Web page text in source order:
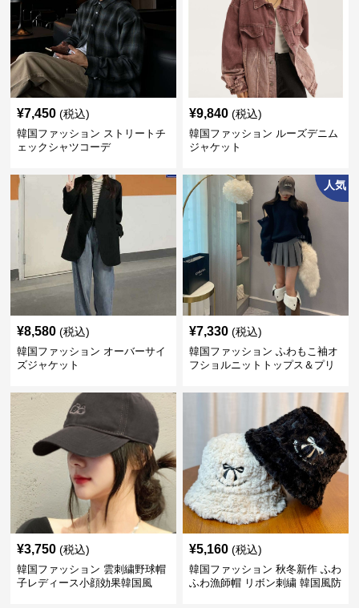
¥7,450 (税込)
韓国ファッション ストリートチ
ェックシャツコーデ
¥9,840 (税込)
韓国ファッション ルーズデニム
ジャケット
¥8,580 (税込)
韓国ファッション オーバーサイ
ズジャケット
人気
¥7,330 (税込)
韓国ファッション ふわもこ袖オ
フショルニットトップス＆プリ
¥3,750 (税込)
韓国ファッション 雲刺繍野球帽
子レディース小顔効果韓国風
¥5,160 (税込)
韓国ファッション 秋冬新作 ふわ
ふわ漁師帽 リボン刺繍 韓国風防